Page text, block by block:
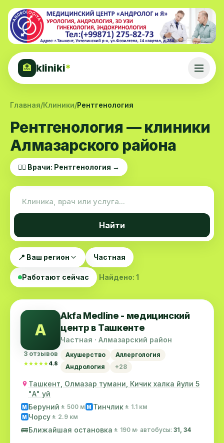
🏥 kliniki*
Главная/Клиники/Рентгенология
Рентгенология — клиники
Алмазарского района
👨‍⚕️ Врачи: Рентгенология →
Найти
📍 Ваш регион Частная
Работают сейчас Найдено: 1
A
3 отзывов
★★★★★
★★★★★ 4.8
Akfa Medline - медицинский
центр в Ташкенте
Частная · Алмазарский район
Акушерство
Аллергология
Андрология
+28
Ташкент, Олмазар тумани, Кичик халка йули 5
"А" уй
M Беруний 🚶 500 м M Тинчлик 🚶 1.1 км
M Чорсу 🚶 2.9 км
🚌Ближайшая остановка 🚶 190 м· автобусы: 31, 34